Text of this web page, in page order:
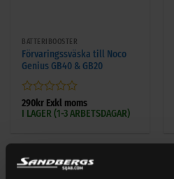
BATTERIBOOSTER
Förvaringssväska till Noco
Genius GB40 & GB20
Betygsatt
0
290kr Exkl moms
I LAGER (1-3 ARBETSDAGAR)